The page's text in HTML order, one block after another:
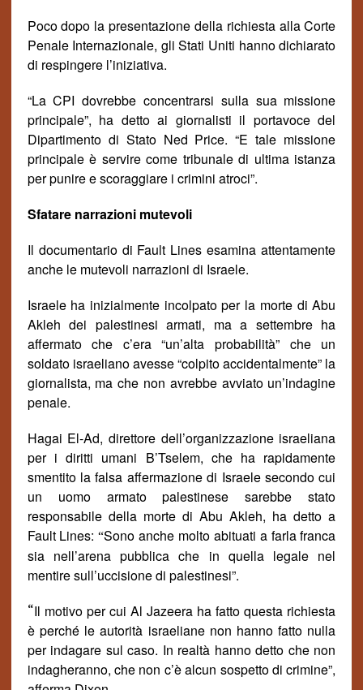
Poco dopo la presentazione della richiesta alla Corte
Penale Internazionale, gli Stati Uniti hanno dichiarato
di respingere l’iniziativa.
“La CPI dovrebbe concentrarsi sulla sua missione
principale”, ha detto ai giornalisti il portavoce del
Dipartimento di Stato Ned Price. “E tale missione
principale è servire come tribunale di ultima istanza
per punire e scoraggiare i crimini atroci”.
Sfatare narrazioni mutevoli
Il documentario di Fault Lines esamina attentamente
anche le mutevoli narrazioni di Israele.
Israele ha inizialmente incolpato per la morte di Abu
Akleh dei palestinesi armati, ma a settembre ha
affermato che c’era “un’alta probabilità” che un
soldato israeliano avesse “colpito accidentalmente” la
giornalista, ma che non avrebbe avviato un’indagine
penale.
Hagai El-Ad, direttore dell’organizzazione israeliana
per i diritti umani B’Tselem, che ha rapidamente
smentito la falsa affermazione di Israele secondo cui
un uomo armato palestinese sarebbe stato
responsabile della morte di Abu Akleh, ha detto a
Fault Lines:“Sono anche molto abituati a farla franca
sia nell’arena pubblica che in quella legale nel
mentire sull’uccisione di palestinesi”.
“Il motivo per cui Al Jazeera ha fatto questa richiesta
è perché le autorità israeliane non hanno fatto nulla
per indagare sul caso. In realtà hanno detto che non
indagheranno, che non c’è alcun sospetto di crimine”,